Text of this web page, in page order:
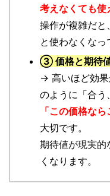
考えなくても使
操作が複雑だと
と使わなくなっ
③ 価格と期待
→ 高いほど効
のように「合う
「この価格な
大切です。
期待値が現実的
くなります。